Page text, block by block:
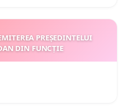
PREȘEDINTELUI
DIN FUNCȚIE